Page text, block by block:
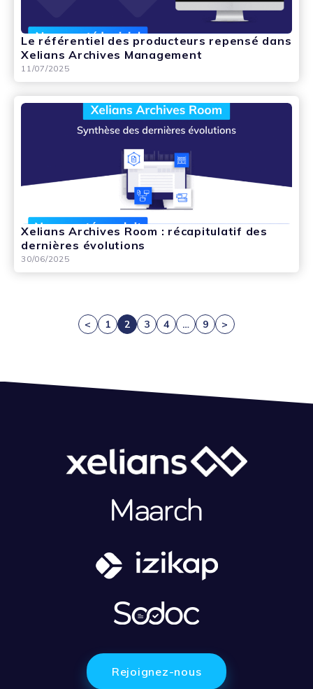
Le référentiel des producteurs repensé dans
Xelians Archives Management
11/07/2025
Xelians Archives Room : récapitulatif des
dernières évolutions
30/06/2025
< 1 2 3 4 … 9 >
Rejoignez-nous